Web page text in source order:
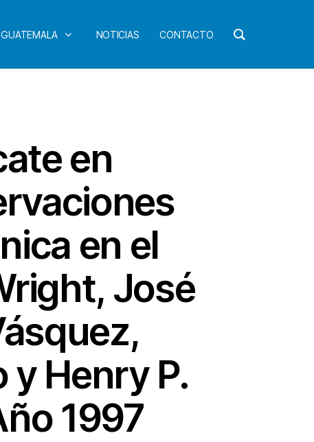
NOTICIAS CONTACTO
en
en el
José
y Henry P.
1997